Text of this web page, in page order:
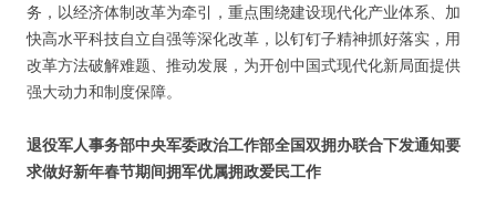
务，以经济体制改革为牵引，重点围绕建设现代化产业体系、加
快高水平科技自立自强等深化改革，以钉钉子精神抓好落实，用
改革方法破解难题、推动发展，为开创中国式现代化新局面提供
强大动力和制度保障。
退役军人事务部中央军委政治工作部全国双拥办联合下发通知要
求做好新年春节期间拥军优属拥政爱民工作